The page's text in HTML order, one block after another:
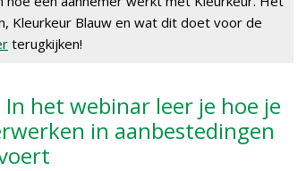
Kleurkeur Blauw en wat dit doet voor de
terugkijken!
het webinar leer je hoe je
in aanbestedingen